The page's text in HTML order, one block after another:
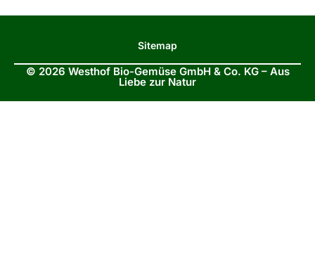
Sitemap
© 2026 Westhof Bio-Gemüse GmbH & Co. KG – Aus
Liebe zur Natur